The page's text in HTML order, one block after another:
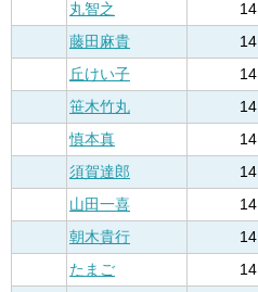
丸智之
14
藤田麻貴
14
丘けい子
14
笹木竹丸
14
慎本真
14
須賀達郎
14
山田一喜
14
朝木貴行
14
たまご
14